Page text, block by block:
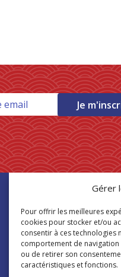
Gérer
Pour offrir les meilleures
cookies pour stocker et/ou
consentir à ces
comportement de navigation
ou de retirer son
caractéristiques et fonctions.
Je
Trouver
magasin
Où nous